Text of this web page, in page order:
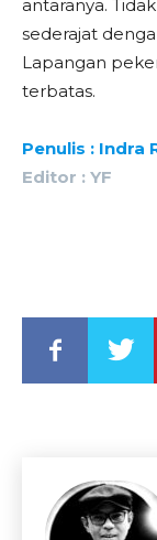
antaranya.
sederajat
Lapangan
terbatas.
Penulis : Indra
Editor : YF